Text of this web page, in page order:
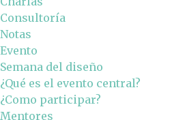
Consultoría
Notas
Evento
Semana del diseño
¿Qué es el evento central?
¿Como participar?
Mentores